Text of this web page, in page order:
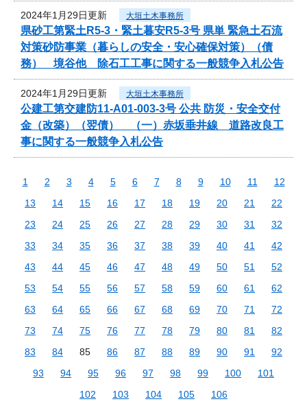
2024年1月29日更新 大垣土木事務所
県砂工第緊土R5-3・緊土暮安R5-3号 県単 緊急土石流
対策砂防事業（暮らしの安全・安心確保対策）（債
務） 境谷他 除石工工事に関する一般競争入札公告
2024年1月29日更新 大垣土木事務所
公建工第交建防11-A01-003-3号 公共 防災・安全交付
金（改築）（翌債） （一）赤坂垂井線 道路改良工
事に関する一般競争入札公告
1 2 3 4 5 6 7 8 9 10 11
12
13
14 15 16 17 18 19 20 21
22
23
24 25 26 27 28 29 30 31
32
33
34 35 36 37 38 39 40 41
42
43
44 45 46 47 48 49 50 51
52
53
54 55 56 57 58 59 60 61
62
63
64 65 66 67 68 69 70 71
72
73
74 75 76 77 78 79 80 81
82
83
84 85 86 87 88 89 90 91
92
93
94 95 96 97 98 99 100
101
102
103 104 105 106